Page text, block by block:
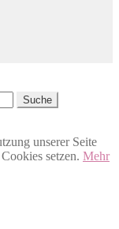
Suche
unserer Seite
setzen. Mehr